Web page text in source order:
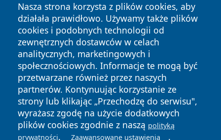
Nasza strona korzysta z plików cookies, aby
działała prawidłowo. Używamy także plików
cookies i podobnych technologii od
zewnętrznych dostawców w celach
analitycznych, marketingowych i
społecznościowych. Informacje te mogą być
przetwarzane również przez naszych
partnerów. Kontynuując korzystanie ze
strony lub klikając „Przechodzę do serwisu",
wyrażasz zgodę na użycie dodatkowych
plików cookies zgodnie z naszą polityką
prywatności. Zaawansowane ustawienia .
Copyright © 2026 ostrolecki24.pl Wszystkie prawa
zastrzeżone.
News Autorzy
Polityka
Prywatności
Polityka
Cookies